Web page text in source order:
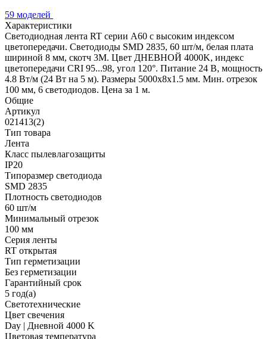
59 моделей
Характеристики
Светодиодная лента RT серии A60 с высоким индексом
цветопередачи. Светодиоды SMD 2835, 60 шт/м, белая плата
шириной 8 мм, скотч 3М. Цвет ДНЕВНОЙ 4000K, индекс
цветопередачи CRI 95...98, угол 120°. Питание 24 В, мощность
4.8 Вт/м (24 Вт на 5 м). Размеры 5000х8х1.5 мм. Мин. отрезок
100 мм, 6 светодиодов. Цена за 1 м.
Общие
Артикул
021413(2)
Тип товара
Лента
Класс пылевлагозащиты
IP20
Типоразмер светодиода
SMD 2835
Плотность светодиодов
60 шт/м
Минимальный отрезок
100 мм
Серия ленты
RT открытая
Тип герметизации
Без герметизации
Гарантийный срок
5 год(а)
Светотехнические
Цвет свечения
Day | Дневной 4000 K
Цветовая температура